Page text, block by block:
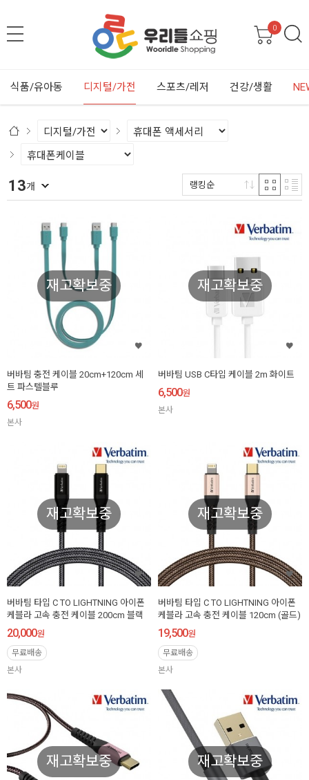
0
식품/유아동 디지털/가전 스포츠/레저 건강/생활
13개 랭킹순
재고확보중
버바팀 충전 케이블 20cm+120cm 세
트 파스텔블루
6,500원
본사
재고확보중
버바팀 USB C타입 케이블 2m 화이트
6,500원
본사
재고확보중
버바팀 타입 C TO LIGHTNING 아이폰
케블라 고속 충전 케이블 200cm 블랙
20,000원
무료배송
본사
재고확보중
버바팀 타입 C TO LIGHTNING 아이폰
케블라 고속 충전 케이블 120cm (골드)
19,500원
무료배송
본사
재고확보중 재고확보중